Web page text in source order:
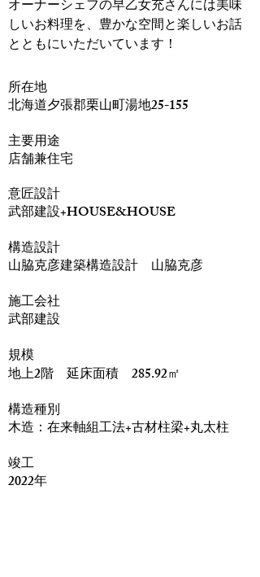
オーナーシェフの早乙女充さんには美味
しいお料理を、豊かな空間と楽しいお話
とともにいただいています！
​所在地
北海道夕張郡栗山町湯地25-155
主要用途
店舗兼住宅
意匠設計
武部建設+HOUSE&HOUSE
構造設計
山脇克彦建築構造設計 山脇克彦
​施工会社
武部建設
規模
地上2階 延床面積 285.92㎡
構造種別
木造：在来軸組工法+古材柱梁+丸太柱
竣工
2022年